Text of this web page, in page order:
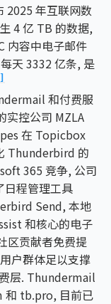
2025 年互联网数
4 亿 TB 的数据,
内容中电子邮件
天 3332 亿条, 是
和付费服
控公司 MZLA
在 Topicbox
Thunderbird 的
365 竞争, 公司
日程管理工具
Send, 本地
和核心的电子
区贡献者免费提
户群体足以支撑
层. Thundermail
和 tb.pro, 目前已